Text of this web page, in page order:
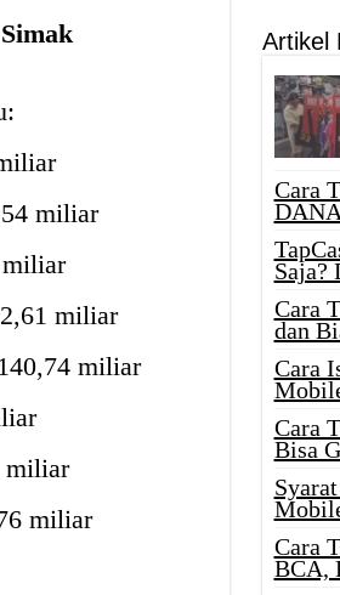
miliar
miliar
miliar
miliar
miliar
Artikel
Cara
Saja?
Cara
dan
Cara
Cara
Bisa
Cara
BCA,